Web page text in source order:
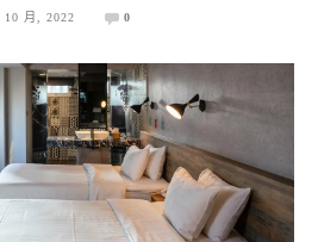
10 月, 2022 0